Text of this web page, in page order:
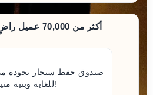
أكثر من 70,000 عميل راضٍ منذ سنة 1999
صندوق حفظ سيجار بجودة
للغاية وبنية متينة. أنصح به بشدة!